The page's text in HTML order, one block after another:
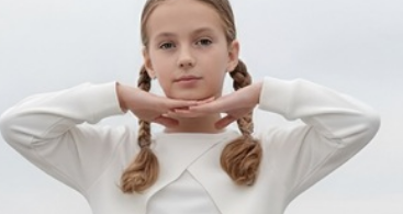
200+
организаторов